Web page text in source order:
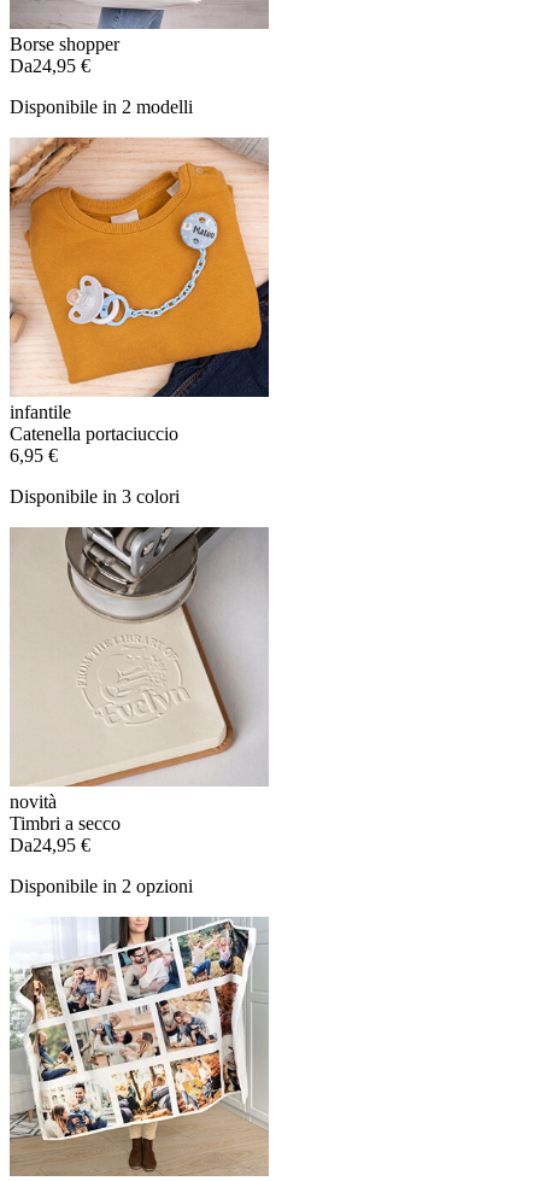
Borse shopper
Da24,95 €
Disponibile in 2 modelli
infantile
Catenella portaciuccio
6,95 €
Disponibile in 3 colori
novità
Timbri a secco
Da24,95 €
Disponibile in 2 opzioni